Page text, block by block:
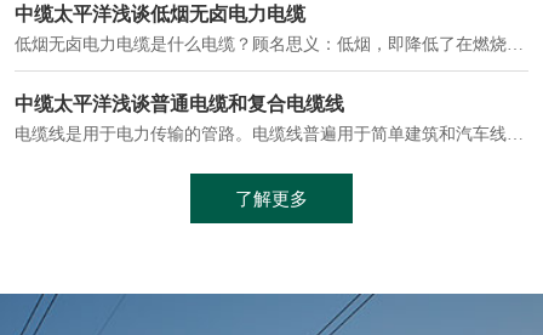
中缆太平洋浅谈低烟无卤电力电缆
低烟无卤电力电缆是什么电缆？顾名思义：低烟，即降低了在燃烧时有害物体的产生；卤素对于人体来说是一种有毒气体，无卤就是没有毒气体的释放，通常是针对电缆遇火灾时而言的。低烟无卤电力电缆又可以称之为环保电缆，低烟无卤电缆大多数用于医院和对环境卫生要求比较严格的地方。
中缆太平洋浅谈普通电缆和复合电缆线
电缆线是用于电力传输的管路。电缆线普遍用于简单建筑和汽车线材，作为能源输送缆线，电缆线的复杂结构勿庸置疑。根据目标功能，电缆线具有以下一些特点：建筑用和车用线材要求轻质、大批量生产、价格低廉、具有相当的电学和力学性能和长时间的耐老化性能；工业用线材必须具有符合客户要求的性能；
了解更多